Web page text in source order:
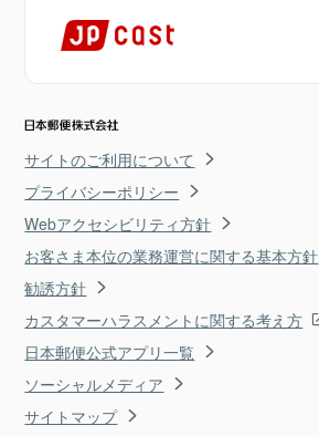
サイトのご利用について
プライバシーポリシー
Webアクセシビリティ方針
お客さま本位の業務運営に関する基本方針
勧誘方針
カスタマーハラスメントに関する考え方
日本郵便公式アプリ一覧
ソーシャルメディア
サイトマップ